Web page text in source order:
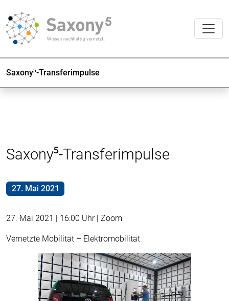
Saxony⁵-Transferimpulse
Saxony⁵-Transferimpulse
27. Mai 2021
27. Mai 2021 | 16:00 Uhr | Zoom
Vernetzte Mobilität – Elektromobilität